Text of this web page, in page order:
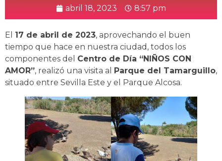
abril 18, 2023 8:57 pm
El 17 de abril de 2023, aprovechando el buen
tiempo que hace en nuestra ciudad, todos los
componentes del Centro de Día “NIÑOS CON
AMOR”, realizó una visita al Parque del Tamarguillo,
situado entre Sevilla Este y el Parque Alcosa.